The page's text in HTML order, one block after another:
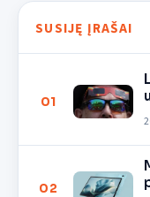
SUSIJĘ ĮRAŠAI
01
02